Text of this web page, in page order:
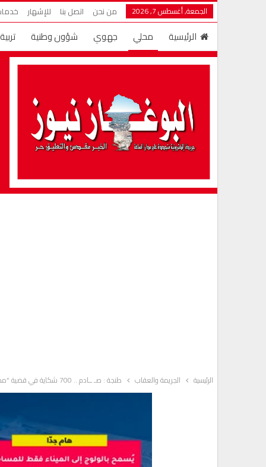
الجمعة, أغسطس 7, 2026 من نحن اتصل بنا للإشهار
الرئيسية محلي جهوي شؤون وطنية
دين ودنيا
عالم الأسرة المزيد قضايا وأراء
مال وأعمال مغاربة العالم
الرئيسية الجريمة والعقاب طنجة : صـ ــادم .. 700 شكاية في قضية “مجموعة الخير” ترفع قيمة النصـ ـب إلى 18 مليار